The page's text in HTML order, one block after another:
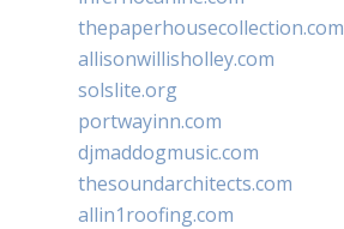
thepaperhousecollection.com
allisonwillisholley.com
solslite.org
portwayinn.com
djmaddogmusic.com
thesoundarchitects.com
allin1roofing.com